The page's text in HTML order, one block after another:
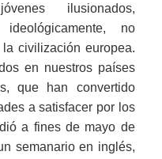
ilusionados,
no
civilización europea.
en nuestros países
que han convertido
a satisfacer por los
a fines de mayo de
semanario en inglés,